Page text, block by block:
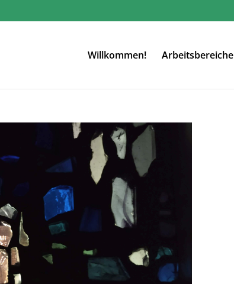
Willkommen! Arbeitsbereiche